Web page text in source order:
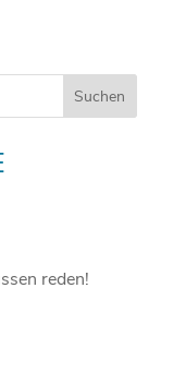
reden!